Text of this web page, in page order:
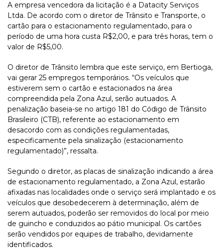
A empresa vencedora da licitação é a Datacity Serviços
Ltda. De acordo com o diretor de Trânsito e Transporte, o
cartão para o estacionamento regulamentado, para o
período de uma hora custa R$2,00, e para três horas, tem o
valor de R$5,00.
O diretor de Trânsito lembra que este serviço, em Bertioga,
vai gerar 25 empregos temporários. “Os veículos que
estiverem sem o cartão e estacionados na área
compreendida pela Zona Azul, serão autuados. A
penalização baseia-se no artigo 181 do Código de Trânsito
Brasileiro (CTB), referente ao estacionamento em
desacordo com as condições regulamentadas,
especificamente pela sinalização (estacionamento
regulamentado)”, ressalta.
Segundo o diretor, as placas de sinalização indicando a área
de estacionamento regulamentado, a Zona Azul, estarão
afixadas nas localidades onde o serviço será implantado e os
veículos que desobedecerem à determinação, além de
serem autuados, poderão ser removidos do local por meio
de guincho e conduzidos ao pátio municipal. Os cartões
serão vendidos por equipes de trabalho, devidamente
identificados.